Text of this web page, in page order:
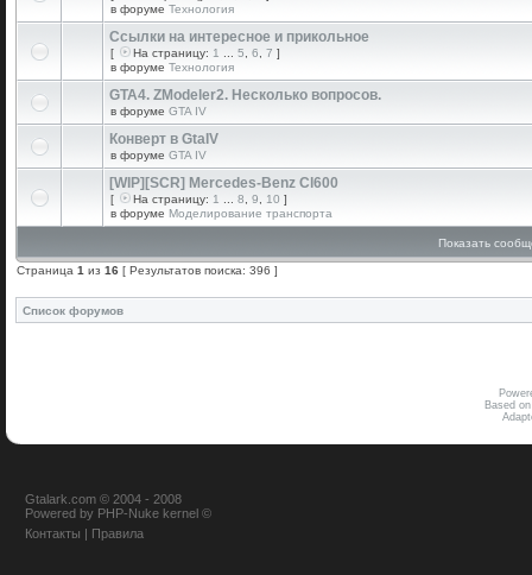
в форуме Технология
Ссылки на интересное и прикольное
[ На страницу: 1 5 6 7 ]
в форуме Технология
GTA4. ZModeler2. Несколько вопросов.
в форуме GTA IV
Конверт в GtaIV
в форуме GTA IV
[WIP][SCR] Mercedes-Benz Cl600
[ На страницу: 1 8 9 10 ]
в форуме Моделирование транспорта
Показать
Страница 1 из 16 [ Результатов поиска: 396 ]
Список форумов
Based
Gtalark.com © 2004 - 2008
Powered by PHP-Nuke kernel ©
Контакты | Правила